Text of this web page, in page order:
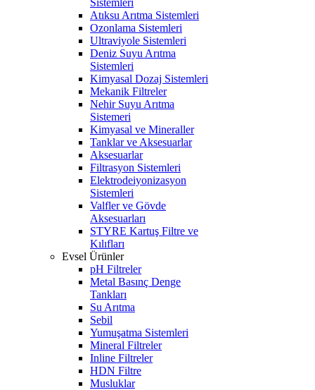
Sistemleri
Atıksu Arıtma Sistemleri
Ozonlama Sistemleri
Ultraviyole Sistemleri
Deniz Suyu Arıtma
Sistemleri
Kimyasal Dozaj Sistemleri
Mekanik Filtreler
Nehir Suyu Arıtma
Sistemeri
Kimyasal ve Mineraller
Tanklar ve Aksesuarlar
Aksesuarlar
Filtrasyon Sistemleri
Elektrodeiyonizasyon
Sistemleri
Valfler ve Gövde
Aksesuarları
STYRE Kartuş Filtre ve
Kılıfları
Evsel Ürünler
pH Filtreler
Metal Basınç Denge
Tankları
Su Arıtma
Sebil
Yumuşatma Sistemleri
Mineral Filtreler
Inline Filtreler
HDN Filtre
Musluklar